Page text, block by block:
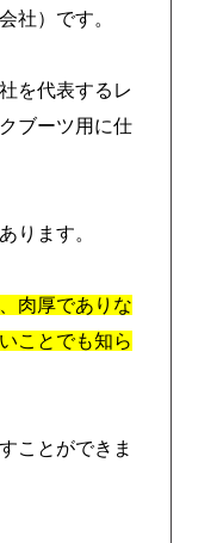
社）です。
を代表するレ
ブーツ用に仕
ります。
肉厚でありな
ことでも知ら
ことができま